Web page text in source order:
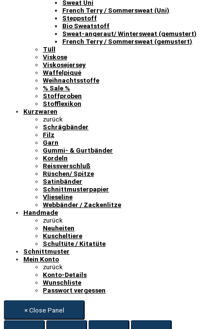
Sweat Uni
French Terry / Sommersweat (Uni)
Steppstoff
Bio Sweatstoff
Sweat-angeraut/ Wintersweat (gemustert)
French Terry / Sommersweat (gemustert)
Tüll
Viskose
Viskosejersey
Waffelpiqué
Weihnachtsstoffe
% Sale %
Stoffproben
Stofflexikon
Kurzwaren
zurück
Schrägbänder
Filz
Garn
Gummi- & Gurtbänder
Kordeln
Reissverschluß
Rüschen/ Spitze
Satinbänder
Schnittmusterpapier
Vlieseline
Webbänder / Zackenlitze
Handmade
zurück
Neuheiten
Kuscheltiere
Schultüte / Kitatüte
Schnittmuster
Mein Konto
zurück
Konto-Details
Wunschliste
Passwort vergessen
× Close Panel